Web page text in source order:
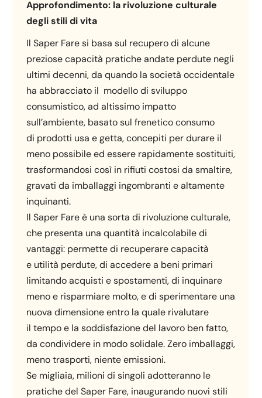
Approfondimento: la rivoluzione culturale
degli stili di vita
Il Saper Fare si basa sul recupero di alcune
preziose capacità pratiche andate perdute negli
ultimi decenni, da quando la società occidentale
ha abbracciato il modello di sviluppo
consumistico, ad altissimo impatto
sull’ambiente, basato sul frenetico consumo
di prodotti usa e getta, concepiti per durare il
meno possibile ed essere rapidamente sostituiti,
trasformandosi così in rifiuti costosi da smaltire,
gravati da imballaggi ingombranti e altamente
inquinanti.
Il Saper Fare è una sorta di rivoluzione culturale,
che presenta una quantità incalcolabile di
vantaggi: permette di recuperare capacità
e utilità perdute, di accedere a beni primari
limitando acquisti e spostamenti, di inquinare
meno e risparmiare molto, e di sperimentare una
nuova dimensione entro la quale rivalutare
il tempo e la soddisfazione del lavoro ben fatto,
da condividere in modo solidale. Zero imballaggi,
meno trasporti, niente emissioni.
Se migliaia, milioni di singoli adotteranno le
pratiche del Saper Fare, inaugurando nuovi stili